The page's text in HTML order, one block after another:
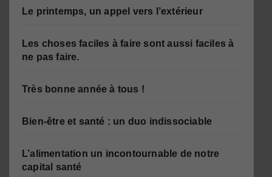
Le printemps, un appel vers l’extérieur
Les choses faciles à faire sont aussi faciles à
ne pas faire.
Très bonne année à tous !
Bien-être et santé : un duo indissociable
L’alimentation un incontournable de notre
capital santé